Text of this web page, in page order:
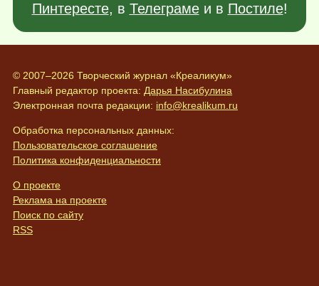
Пинтересте, в Телеграмеи в Постиле!
© 2007–2026 Творческий журнал «Креаликум»
Главный редактор проекта: Дарья Насибулина
Электронная почта редакции: info@krealikum.ru
Обработка персональных данных:
Пользовательское соглашение
Политика конфиденциальности
О проекте
Реклама на проекте
Поиск по сайту
RSS